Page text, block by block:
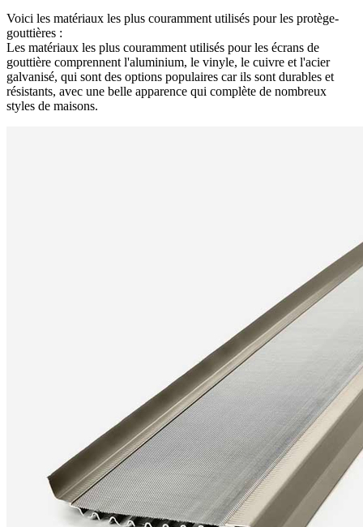
Voici les matériaux les plus couramment utilisés pour les protège-
gouttières :
Les matériaux les plus couramment utilisés pour les écrans de
gouttière comprennent l'aluminium, le vinyle, le cuivre et l'acier
galvanisé, qui sont des options populaires car ils sont durables et
résistants, avec une belle apparence qui complète de nombreux
styles de maisons.